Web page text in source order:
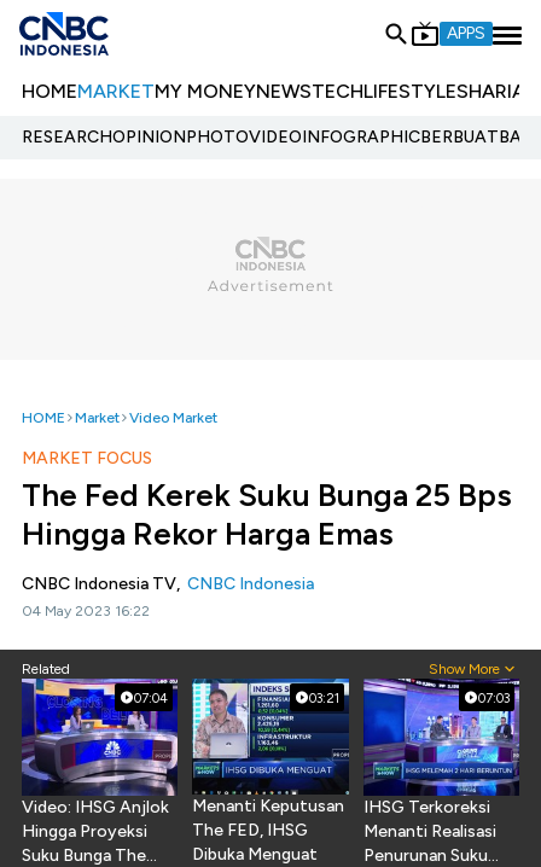
APPS
HOMEMARKETMY MONEYNEWSTECHLIFESTYLESHARIA
RESEARCHOPINIONPHOTOVIDEOINFOGRAPHIC
HOME Market Video Market
MARKET FOCUS
The Fed Kerek Suku Bunga 25 Bps
Hingga Rekor Harga Emas
CNBC Indonesia TV, CNBC Indonesia
04 May 2023 16:22
Related Show More
07:04
Video: IHSG Anjlok
Hingga Proyeksi
Suku Bunga The
03:21
Menanti Keputusan
The FED, IHSG
Dibuka Menguat
07:03
IHSG Terkoreksi
Menanti Realisasi
Penurunan Suku